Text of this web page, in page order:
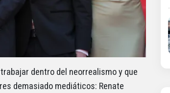
dentro del neorrealismo y que
demasiado mediáticos: Renate